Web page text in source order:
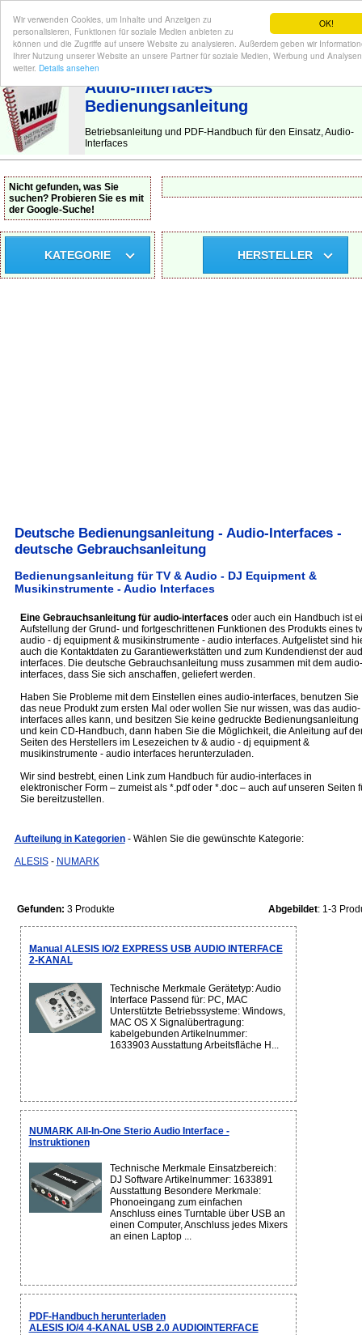
OK!
Wir verwenden Cookies, um Inhalte und Anzeigen zu
personalisieren, Funktionen für soziale Medien anbieten zu
können und die Zugriffe auf unsere Website zu analysieren. Außerdem geben wir
Ihrer Nutzung unserer Website an unsere Partner für soziale Medien, Werbung und Analysen
weiter. Details ansehen
BEDIENUNGSANLEITUNG | Hier finden Sie die deutsche Anleitung!
Audio-Interfaces
Bedienungsanleitung
Betriebsanleitung und PDF-Handbuch für den Einsatz, Audio-
Interfaces
Nicht gefunden, was Sie
suchen? Probieren Sie es mit
der Google-Suche!
KATEGORIE HERSTELLER
Deutsche Bedienungsanleitung - Audio-Interfaces -
deutsche Gebrauchsanleitung
Bedienungsanleitung für TV & Audio - DJ Equipment &
Musikinstrumente - Audio Interfaces
Eine Gebrauchsanleitung für audio-interfaces oder auch ein Handbuch ist
Aufstellung der Grund- und fortgeschrittenen Funktionen des Produkts eines
audio - dj equipment & musikinstrumente - audio interfaces. Aufgelistet sind
auch die Kontaktdaten zu Garantiewerkstätten und zum Kundendienst der
interfaces. Die deutsche Gebrauchsanleitung muss zusammen mit dem audio-
interfaces, dass Sie sich anschaffen, geliefert werden.
Haben Sie Probleme mit dem Einstellen eines audio-interfaces, benutzen Sie
das neue Produkt zum ersten Mal oder wollen Sie nur wissen, was das audio-
interfaces alles kann, und besitzen Sie keine gedruckte Bedienungsanleitung
und kein CD-Handbuch, dann haben Sie die Möglichkeit, die Anleitung auf
Seiten des Herstellers im Lesezeichen tv & audio - dj equipment &
musikinstrumente - audio interfaces herunterzuladen.
Wir sind bestrebt, einen Link zum Handbuch für audio-interfaces in
elektronischer Form – zumeist als *.pdf oder *.doc – auch auf unseren Seiten
Sie bereitzustellen.
Aufteilung in Kategorien - Wählen Sie die gewünschte Kategorie:
ALESIS- NUMARK
Gefunden: 3 Produkte Abgebildet: 1-3
Manual ALESIS IO/2 EXPRESS USB AUDIO INTERFACE
2-KANAL
Technische Merkmale Gerätetyp: Audio
Interface Passend für: PC, MAC
Unterstützte Betriebssysteme: Windows,
MAC OS X Signalübertragung:
kabelgebunden Artikelnummer:
1633903 Ausstattung Arbeitsfläche H...
NUMARK All-In-One Sterio Audio Interface -
Instruktionen
Technische Merkmale Einsatzbereich:
DJ Software Artikelnummer: 1633891
Ausstattung Besondere Merkmale:
Phonoeingang zum einfachen
Anschluss eines Turntable über USB an
einen Computer, Anschluss jedes Mixers
an einen Laptop ...
PDF-Handbuch herunterladen
ALESIS IO/4 4-KANAL USB 2.0 AUDIOINTERFACE